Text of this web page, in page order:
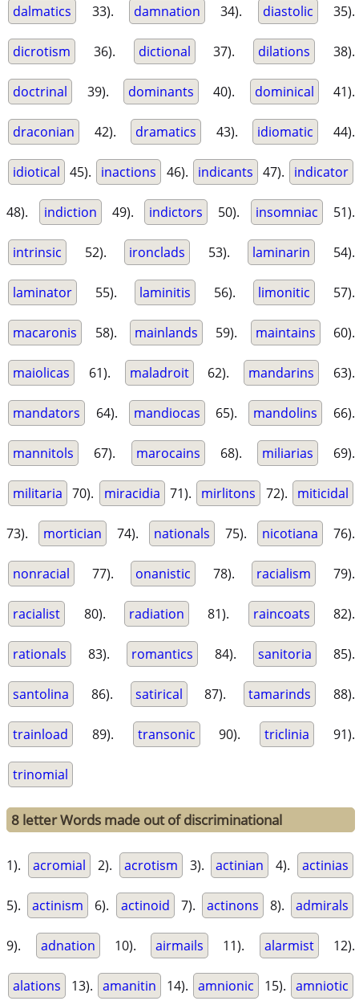
dalmatics 33). damnation 34). diastolic 35).
dicrotism 36). dictional 37). dilations 38).
doctrinal 39). dominants 40). dominical 41).
draconian 42). dramatics 43). idiomatic 44).
idiotical 45). inactions 46). indicants 47). indicator
48). indiction 49). indictors 50). insomniac 51).
intrinsic 52). ironclads 53). laminarin 54).
laminator 55). laminitis 56). limonitic 57).
macaronis 58). mainlands 59). maintains 60).
maiolicas 61). maladroit 62). mandarins 63).
mandators 64). mandiocas 65). mandolins 66).
mannitols 67). marocains 68). miliarias 69).
militaria 70). miracidia 71). mirlitons 72). miticidal
73). mortician 74). nationals 75). nicotiana 76).
nonracial 77). onanistic 78). racialism 79).
racialist 80). radiation 81). raincoats 82).
rationals 83). romantics 84). sanitoria 85).
santolina 86). satirical 87). tamarinds 88).
trainload 89). transonic 90). triclinia 91).
trinomial
8 letter Words made out of discriminational
1). acromial 2). acrotism 3). actinian 4). actinias
5). actinism 6). actinoid 7). actinons 8). admirals
9). adnation 10). airmails 11). alarmist 12).
alations 13). amanitin 14). amnionic 15). amniotic